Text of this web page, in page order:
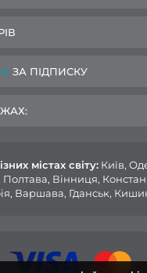
ЗА ПІДПИСКУ
містах світу:Київ,
Полтава, Вінниця,
Варшава, Гданськ,